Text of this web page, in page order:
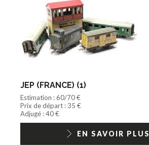
JEP (FRANCE) (1)
Estimation : 60/70 €
Prix de départ : 35 €
Adjugé : 40 €
EN SAVOIR PLUS